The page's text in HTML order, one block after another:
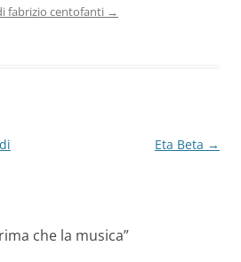
fabrizio centofanti →
Eta Beta →
che la musica”